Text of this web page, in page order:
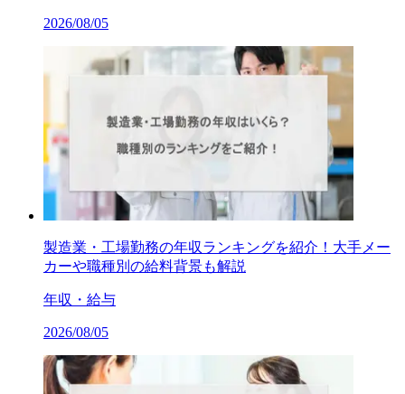
2026/08/05
製造業・工場勤務の年収ランキングを紹介！大手メー
カーや職種別の給料背景も解説
年収・給与
2026/08/05